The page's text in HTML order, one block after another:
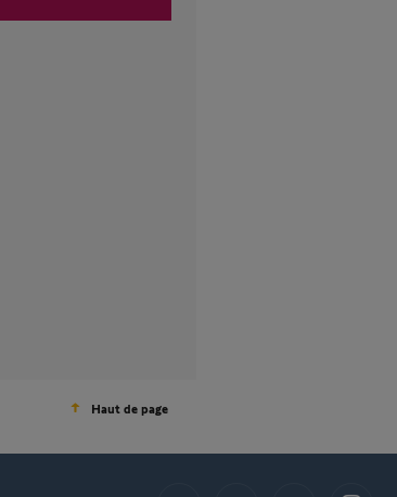
Haut de page